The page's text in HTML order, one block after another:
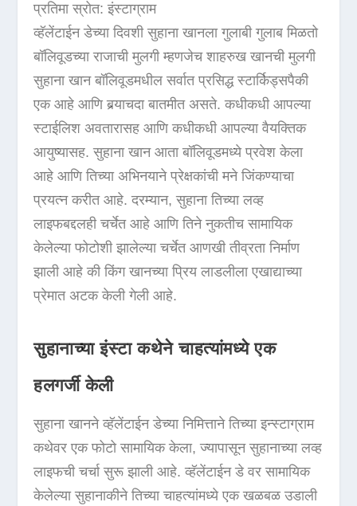
प्रतिमा स्रोत: इंस्टाग्राम
व्हॅलेंटाईन डेच्या दिवशी सुहाना खानला गुलाबी गुलाब मिळतो
बॉलिवूडच्या राजाची मुलगी म्हणजेच शाहरुख खानची मुलगी
सुहाना खान बॉलिवूडमधील सर्वात प्रसिद्ध स्टार्किड्सपैकी
एक आहे आणि बर्‍याचदा बातमीत असते. कधीकधी आपल्या
स्टाईलिश अवतारासह आणि कधीकधी आपल्या वैयक्तिक
आयुष्यासह. सुहाना खान आता बॉलिवूडमध्ये प्रवेश केला
आहे आणि तिच्या अभिनयाने प्रेक्षकांची मने जिंकण्याचा
प्रयत्न करीत आहे. दरम्यान, सुहाना तिच्या लव्ह
लाइफबद्दलही चर्चेत आहे आणि तिने नुकतीच सामायिक
केलेल्या फोटोशी झालेल्या चर्चेत आणखी तीव्रता निर्माण
झाली आहे की किंग खानच्या प्रिय लाडलीला एखाद्याच्या
प्रेमात अटक केली गेली आहे.
सुहानाच्या इंस्टा कथेने चाहत्यांमध्ये एक
हलगर्जी केली
सुहाना खानने व्हॅलेंटाईन डेच्या निमित्ताने तिच्या इन्स्टाग्राम
कथेवर एक फोटो सामायिक केला, ज्यापासून सुहानाच्या लव्ह
लाइफची चर्चा सुरू झाली आहे. व्हॅलेंटाईन डे वर सामायिक
केलेल्या सुहानाकीने तिच्या चाहत्यांमध्ये एक खळबळ उडाली